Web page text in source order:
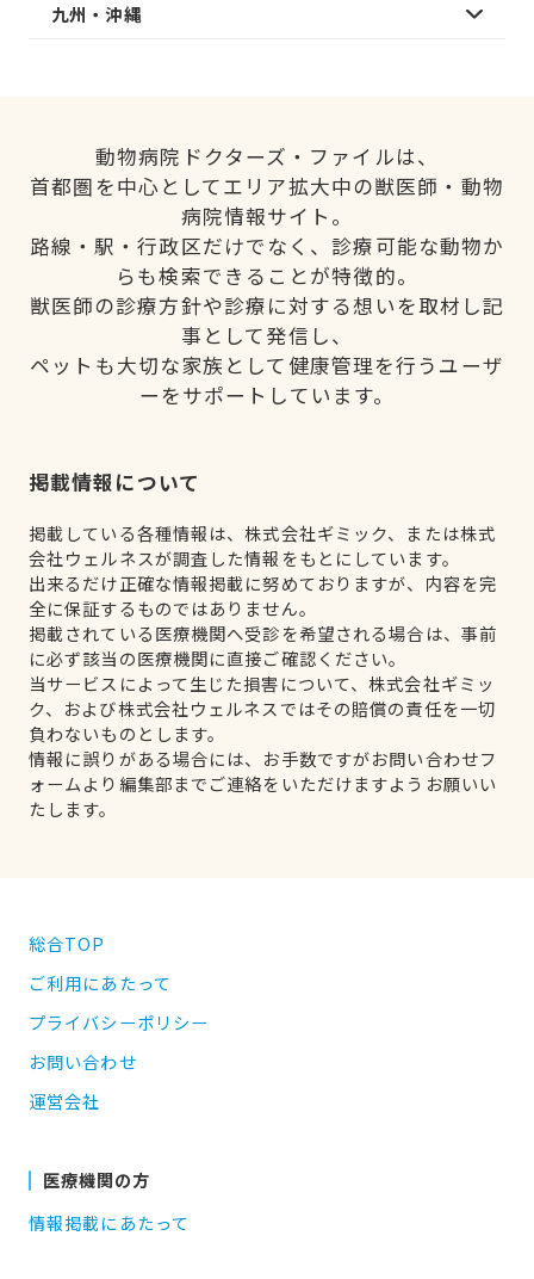
九州・沖縄
動物病院ドクターズ・ファイルは、
首都圏を中心としてエリア拡大中の獣医師・動物
病院情報サイト。
路線・駅・行政区だけでなく、診療可能な動物か
らも検索できることが特徴的。
獣医師の診療方針や診療に対する想いを取材し記
事として発信し、
ペットも大切な家族として健康管理を行うユーザ
ーをサポートしています。
掲載情報について
掲載している各種情報は、株式会社ギミック、または株式
会社ウェルネスが調査した情報をもとにしています。
出来るだけ正確な情報掲載に努めておりますが、内容を完
全に保証するものではありません。
掲載されている医療機関へ受診を希望される場合は、事前
に必ず該当の医療機関に直接ご確認ください。
当サービスによって生じた損害について、株式会社ギミッ
ク、および株式会社ウェルネスではその賠償の責任を一切
負わないものとします。
情報に誤りがある場合には、お手数ですがお問い合わせフ
ォームより編集部までご連絡をいただけますようお願いい
たします。
総合TOP
ご利用にあたって
プライバシーポリシー
お問い合わせ
運営会社
医療機関の方
情報掲載にあたって